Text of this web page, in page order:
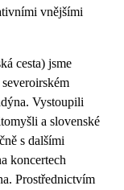
vnějšími
cesta) jsme
Vystoupili
a slovenské
s dalšími
koncertech
Prostřednictvím